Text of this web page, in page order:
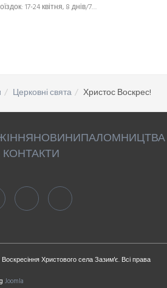
17-24 квітня, 8 днів/7…
Церковні свята Христос Воскрес!
НОВИНИПАЛОМНИЦТВА
КОНТАКТИ
Христового села Зазим'є. Всі права
Joomla